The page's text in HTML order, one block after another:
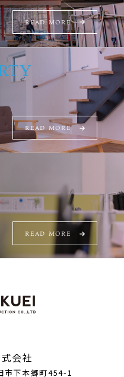
READ MORE
READ MORE
READ MORE
会社
市下本郷町454-1